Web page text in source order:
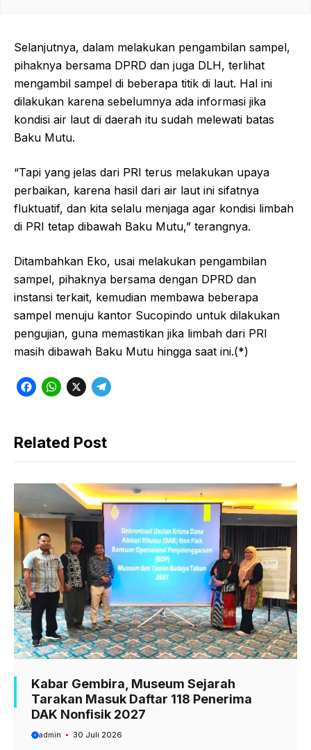
Selanjutnya, dalam melakukan pengambilan sampel,
pihaknya bersama DPRD dan juga DLH, terlihat
mengambil sampel di beberapa titik di laut. Hal ini
dilakukan karena sebelumnya ada informasi jika
kondisi air laut di daerah itu sudah melewati batas
Baku Mutu.
“Tapi yang jelas dari PRI terus melakukan upaya
perbaikan, karena hasil dari air laut ini sifatnya
fluktuatif, dan kita selalu menjaga agar kondisi limbah
di PRI tetap dibawah Baku Mutu,” terangnya.
Ditambahkan Eko, usai melakukan pengambilan
sampel, pihaknya bersama dengan DPRD dan
instansi terkait, kemudian membawa beberapa
sampel menuju kantor Sucopindo untuk dilakukan
pengujian, guna memastikan jika limbah dari PRI
masih dibawah Baku Mutu hingga saat ini.(*)
F
e
o
o
k
W
t
A
p
p
X
T
e
r
a
m
Related Post
Kabar Gembira, Museum Sejarah
Tarakan Masuk Daftar 118 Penerima
DAK Nonfisik 2027
admin 30 Juli 2026